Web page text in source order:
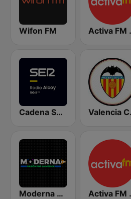
Wifon FM
Cadena Ser (Alcoy)
Moderna FM